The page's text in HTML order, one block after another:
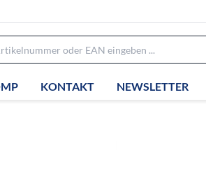
KONTAKT NEWSLETTER